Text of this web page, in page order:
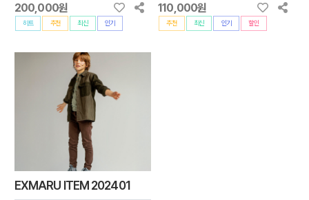
200,000원
히트 추천 최신 인기
110,000원
추천 최신 인기 할인
EXMARU ITEM 202401